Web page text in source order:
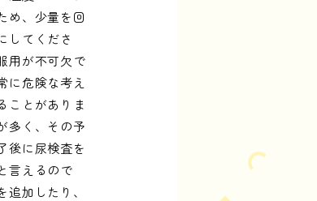
め、少量を回
してくださ
用が不可欠で
に危険な考え
ことがありま
多く、その予
後に尿検査を
言えるので
加したり、